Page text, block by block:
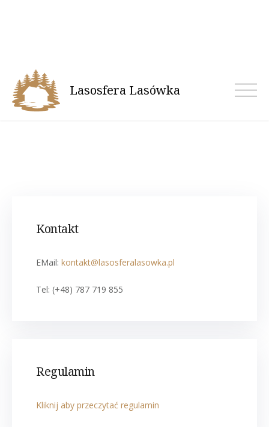
Lasosfera Lasówka
Sprawdź dostępność
Kontakt
EMail: kontakt@lasosferalasowka.pl
Tel: (+48) 787 719 855
Regulamin
Kliknij aby przeczytać regulamin